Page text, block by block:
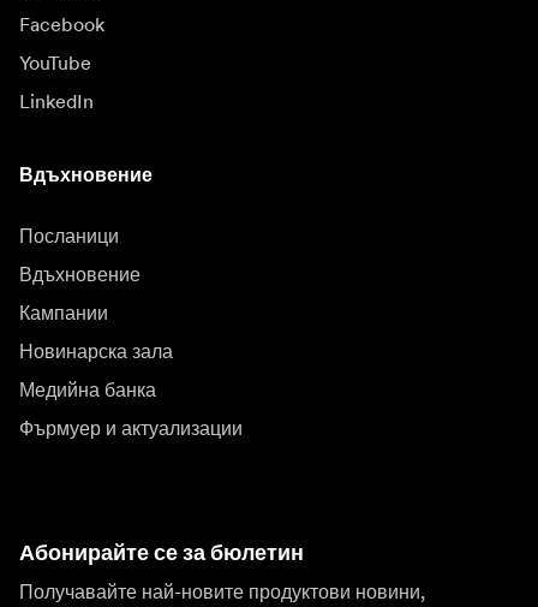
Facebook
YouTube
LinkedIn
Вдъхновение
Посланици
Вдъхновение
Кампании
Новинарска зала
Медийна банка
Фърмуер и актуализации
Абонирайте се за бюлетин
Получавайте най-новите продуктови новини,